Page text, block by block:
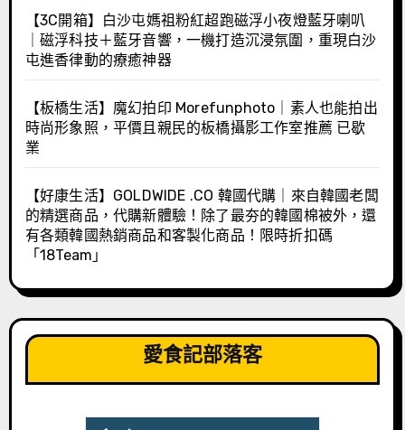
【3C開箱】白沙屯媽祖粉紅超跑磁浮小夜燈藍牙喇叭
｜磁浮科技＋藍牙音響，一機打造沉浸氛圍，重現白沙
屯進香律動的療癒神器
【板橋生活】魔幻拍印 Morefunphoto｜素人也能拍出
時尚形象照，平價且親民的板橋攝影工作室推薦 已歇
業
【好康生活】GOLDWIDE .CO 韓國代購｜來自韓國老闆
的精選商品，代購新體驗！除了最夯的韓國棉被外，還
有各類韓國熱銷商品和客製化商品！限時折扣碼
「18Team」
愛食記部落客